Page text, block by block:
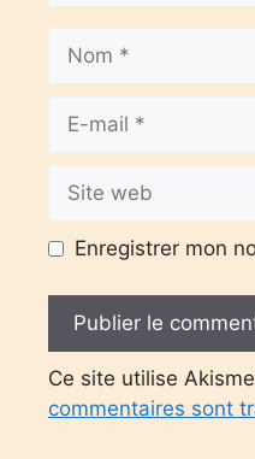
Nom
Site
web
Enregistrer mon
Ce site utilise
commentaires sont